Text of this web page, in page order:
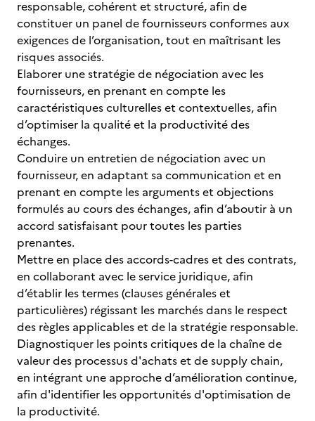
responsable, cohérent et structuré, afin de
constituer un panel de fournisseurs conformes aux
exigences de l’organisation, tout en maîtrisant les
risques associés.
Elaborer une stratégie de négociation avec les
fournisseurs, en prenant en compte les
caractéristiques culturelles et contextuelles, afin
d’optimiser la qualité et la productivité des
échanges.
Conduire un entretien de négociation avec un
fournisseur, en adaptant sa communication et en
prenant en compte les arguments et objections
formulés au cours des échanges, afin d’aboutir à un
accord satisfaisant pour toutes les parties
prenantes.
Mettre en place des accords-cadres et des contrats,
en collaborant avec le service juridique, afin
d’établir les termes (clauses générales et
particulières) régissant les marchés dans le respect
des règles applicables et de la stratégie responsable.
Diagnostiquer les points critiques de la chaîne de
valeur des processus d'achats et de supply chain,
en intégrant une approche d’amélioration continue,
afin d'identifier les opportunités d'optimisation de
la productivité.